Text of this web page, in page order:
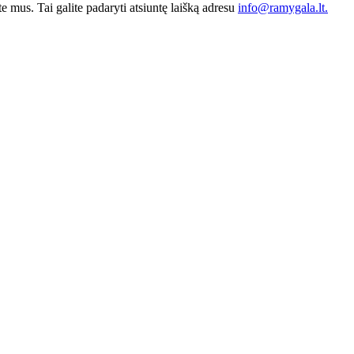
Tai galite padaryti atsiuntę laišką adresu info@ramygala.lt.